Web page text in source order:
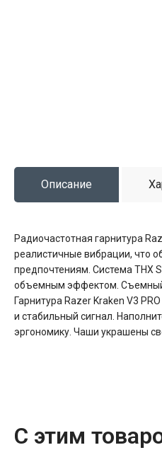
Описание
Радиочастотная гарнитура
реалистичные вибрации, что
предпочтениям. Система THX
объемным эффектом. Съемный
Гарнитура Razer Kraken V3
и стабильный сигнал.
эргономику. Чаши украшены
С этим